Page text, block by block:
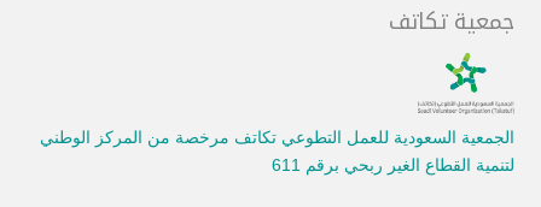
جمعية تكاتف
الجمعية السعودية للعمل التطوعي تكاتف مرخصة من المركز الوطني
لتنمية القطاع الغير ربحي برقم 611